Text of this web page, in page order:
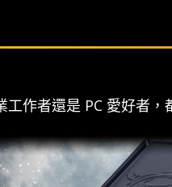
作者還是 PC 愛好者，